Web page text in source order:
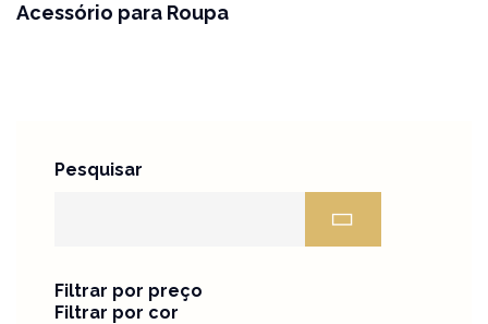
Pesquisar
Filtrar por preço
Filtrar por cor
Acessório para Roupa